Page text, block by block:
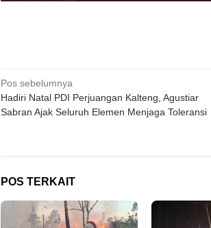
Navigasi
pos
Pos sebelumnya
Hadiri Natal PDI Perjuangan Kalteng, Agustiar
Sabran Ajak Seluruh Elemen Menjaga Toleransi
POS TERKAIT